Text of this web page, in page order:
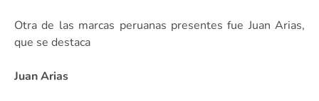
Otra de las marcas peruanas presentes fue Juan Arias,
que se destaca
Juan Arias